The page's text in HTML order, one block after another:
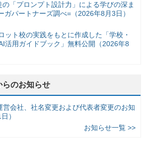
「プロンプト設計力」による学びの深ま
ガパートナーズ調べ=（2026年8月3日）
ット校の実践をもとに作成した「学校・
活用ガイドブック」無料公開（2026年8
らのお知らせ
営会社、社名変更および代表者変更のお知
）
お知らせ一覧 >>